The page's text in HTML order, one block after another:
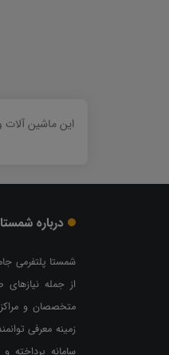
این ماشین
درباره شمستا
شمستا پلتفرمی
از جمله
متخصصان و
زمینه معرفی
سامانه پرداخته